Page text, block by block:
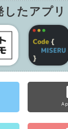
したアプリ